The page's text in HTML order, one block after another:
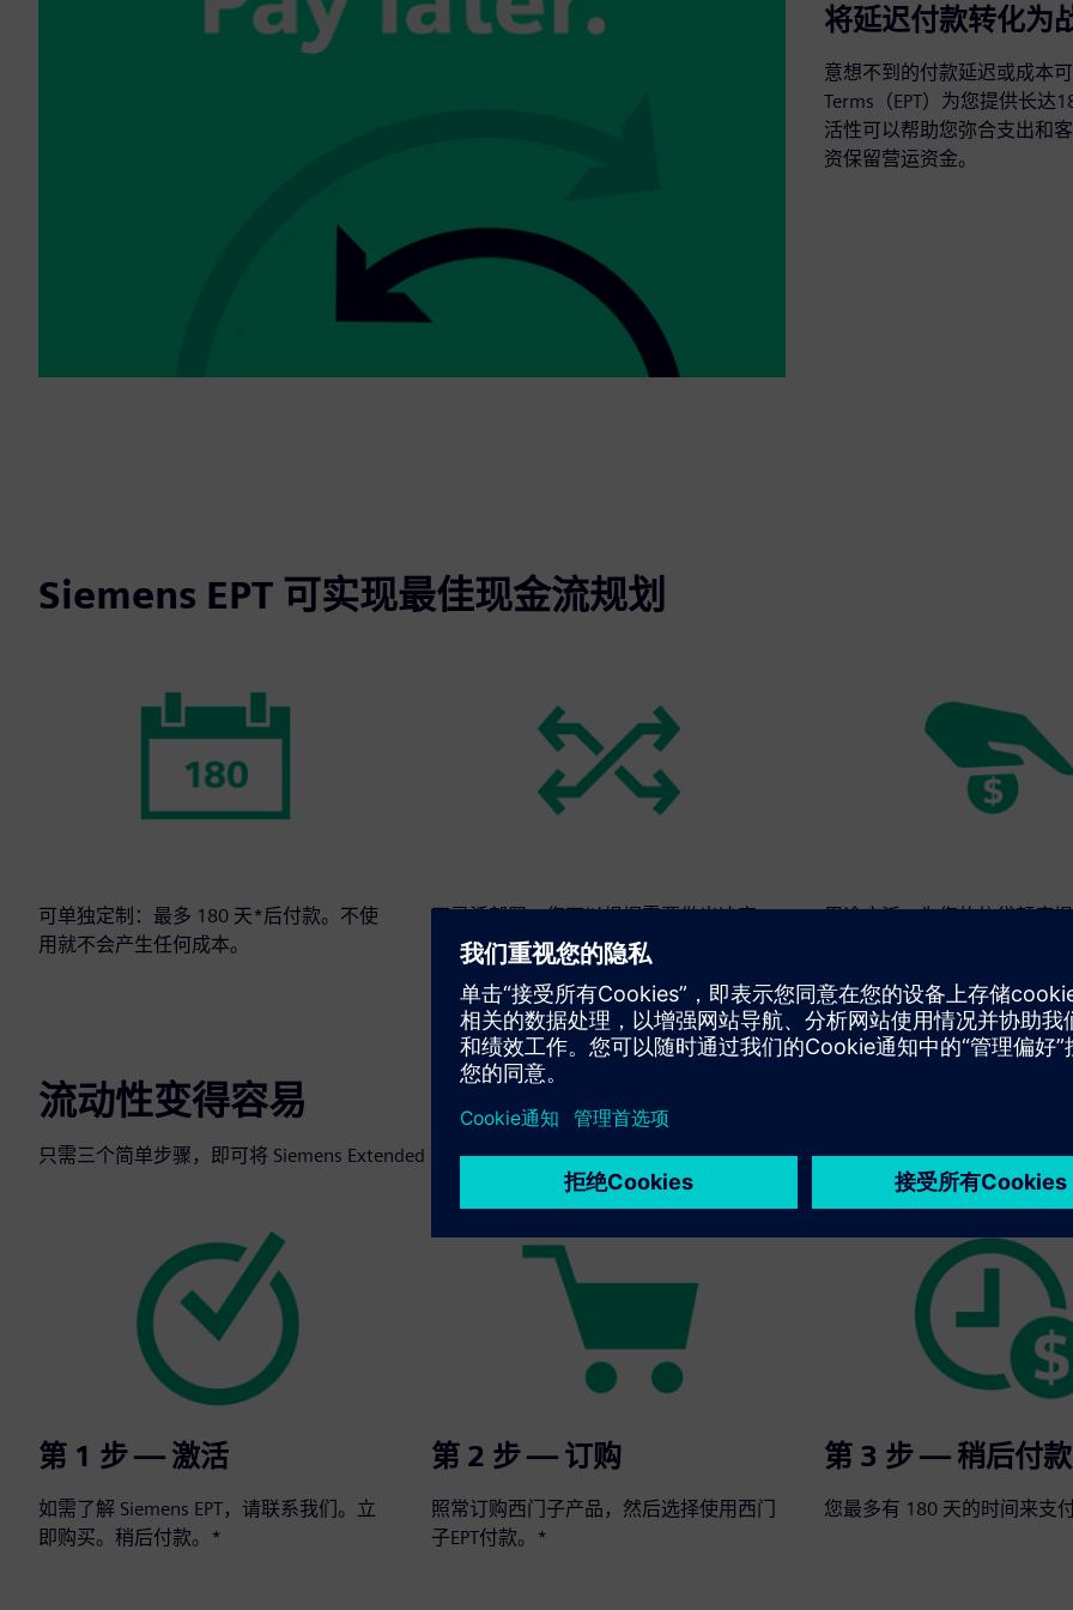
将延迟付款转化为
意想不到的付款延迟或成本
Terms（EPT）为您提供长
活性可以帮助您弥合支出和
资保留营运资金。
Siemens EPT 可实现最佳现金流规划
可单独定制：最多 180 天*后付款。不使
用就不会产生任何成本。
可灵活部署：您可以根据需要做出决定。
用途广泛：为您的信贷额度
流动性变得容易
只需三个简单步骤，即可将 Siemens Extended Payment Terms 集成到您的下一个订单中：
第 1 步 — 激活
如需了解 Siemens EPT，请联系我们。立
即购买。稍后付款。*
第 2 步 — 订购
照常订购西门子产品，然后选择使用西门
子EPT付款。*
第 3 步 — 稍后付款
您最多有 180 天的时间来支